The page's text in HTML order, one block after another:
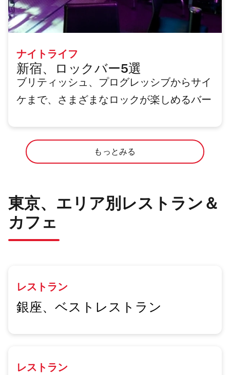
ナイトライフ
新宿、ロックバー5選
ブリティッシュ、プログレッシブからサイ
ケまで、さまざまなロックが楽しめるバー
もっとみる
東京、エリア別レストラン＆
カフェ
レストラン
銀座、ベストレストラン
レストラン